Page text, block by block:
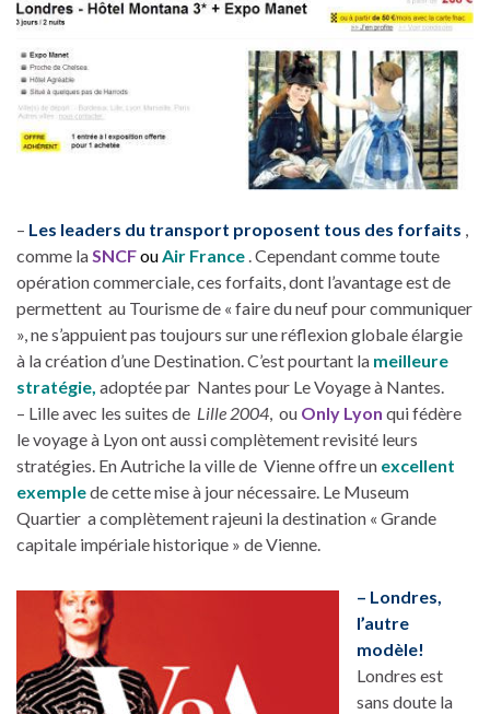
– Les leaders du transport proposent tous des forfaits ,
comme laSNCFouAir France . Cependant comme toute
opération commerciale, ces forfaits, dont l’avantage est de
permettent au Tourisme de « faire du neuf pour communiquer
», ne s’appuient pas toujours sur une réflexion globale élargie
à la création d’une Destination. C’est pourtant la meilleure
stratégie, adoptée par Nantes pour Le Voyage à Nantes.
– Lille avec les suites de Lille 2004, ou Only Lyon qui fédère
le voyage à Lyon ont aussi complètement revisité leurs
stratégies. En Autriche la ville de Vienne offre un excellent
exemplede cette mise à jour nécessaire. Le Museum
Quartier a complètement rajeuni la destination « Grande
capitale impériale historique » de Vienne.
– Londres,
l’autre
modèle!
Londres est
sans doute la